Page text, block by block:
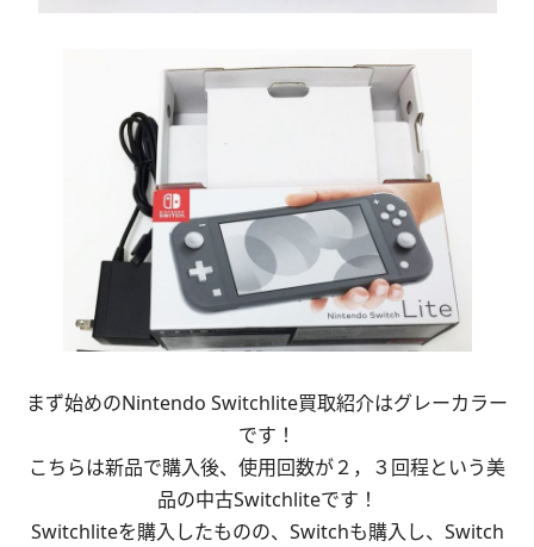
まず始めのNintendo Switchlite買取紹介はグレーカラー
です！
こちらは新品で購入後、使用回数が２，３回程という美
品の中古Switchliteです！
Switchliteを購入したものの、Switchも購入し、Switch